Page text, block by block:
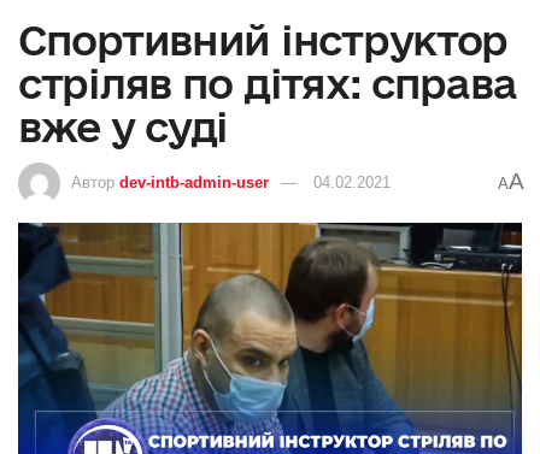
Спортивний інструктор
стріляв по дітях: справа
вже у суді
Автор dev-intb-admin-user 04.02.2021 AA